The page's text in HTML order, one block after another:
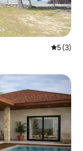
5 (3)